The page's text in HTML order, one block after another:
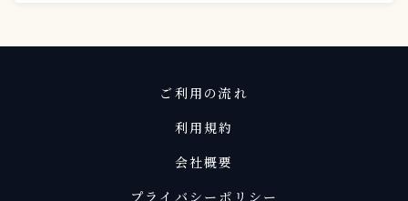
ご利用の流れ
利用規約
会社概要
プライバシーポリシー